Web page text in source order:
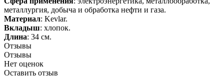
металлургия, добыча и обработка нефти и газа.
Материал: Kevlar.
Вкладыш: хлопок.
Длина: 34 см.
Отзывы
Отзывы
Нет оценок
Оставить отзыв